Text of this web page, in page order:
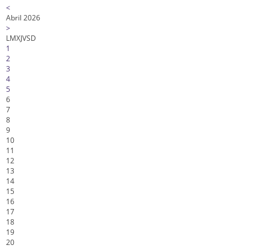
<
Abril 2026
>
LMXJVSD
1
2
3
4
5
6
7
8
9
10
11
12
13
14
15
16
17
18
19
20